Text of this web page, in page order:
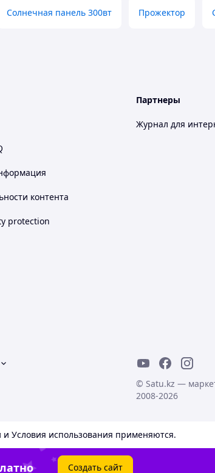
Солнечная панель 300вт Прожектор
контента
protection
Партнеры
Журнал для
© Satu.kz —
2008-2026
и Условия использования применяются.
Создать сайт